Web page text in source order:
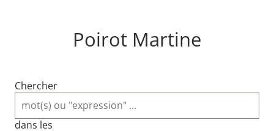
Poirot Martine
Chercher
dans les